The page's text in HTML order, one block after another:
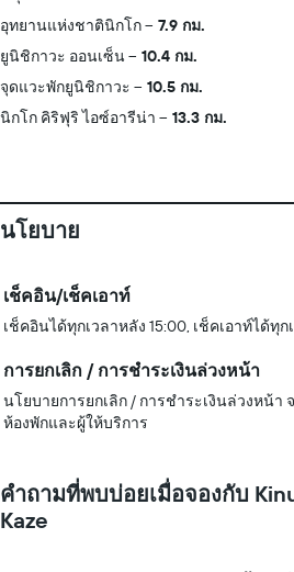
อุทยานแห่งชาตินิกโก
7.9 กม.
ยูนิชิกาวะ ออนเซ็น
10.4 กม.
จุดแวะพักยูนิชิกาวะ
10.5 กม.
นิกโก คิริฟุริ ไอซ์อารีน่า
13.3 กม.
นโยบาย
เช็คอิน/เช็คเอาท์
เช็คอินได้ทุกเวลาหลัง 15:00, เช็คเอาท์ได้ทุก
การยกเลิก / การชำระเงินล่วงหน้า
นโยบายการยกเลิก / การชำระเงินล่วงหน้า
ห้องพักและผู้ให้บริการ
คำถามที่พบบ่อยเมื่อจองกับ
Kaze